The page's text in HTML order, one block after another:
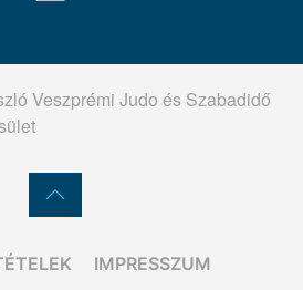
Veszprémi Judo és Szabadidő
IMPRESSZUM